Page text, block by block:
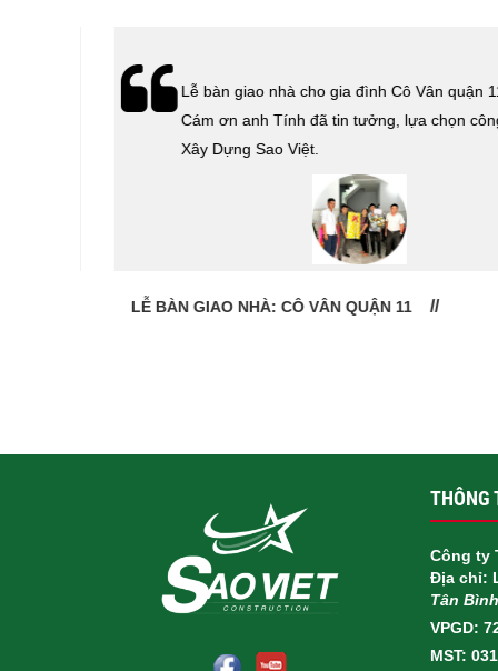
Lễ bàn giao nhà cho gia đình Cô Vân quận 11.
Cám ơn anh Tính đã tin tưởng, lựa chọn công ty
Xây Dựng Sao Việt.
LỄ BÀN GIAO NHÀ: CÔ VÂN QUẬN 11
THÔNG
Công ty
Địa chỉ:
Tân
VPGD:
MST: